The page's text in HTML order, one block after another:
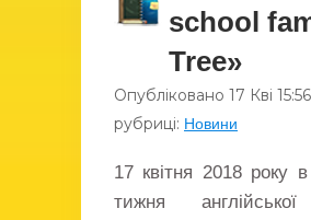
school
Tree»
Опубліковано 17 Кві 15:56
рубриці: Новини
17 квітня 2018 року
тижня